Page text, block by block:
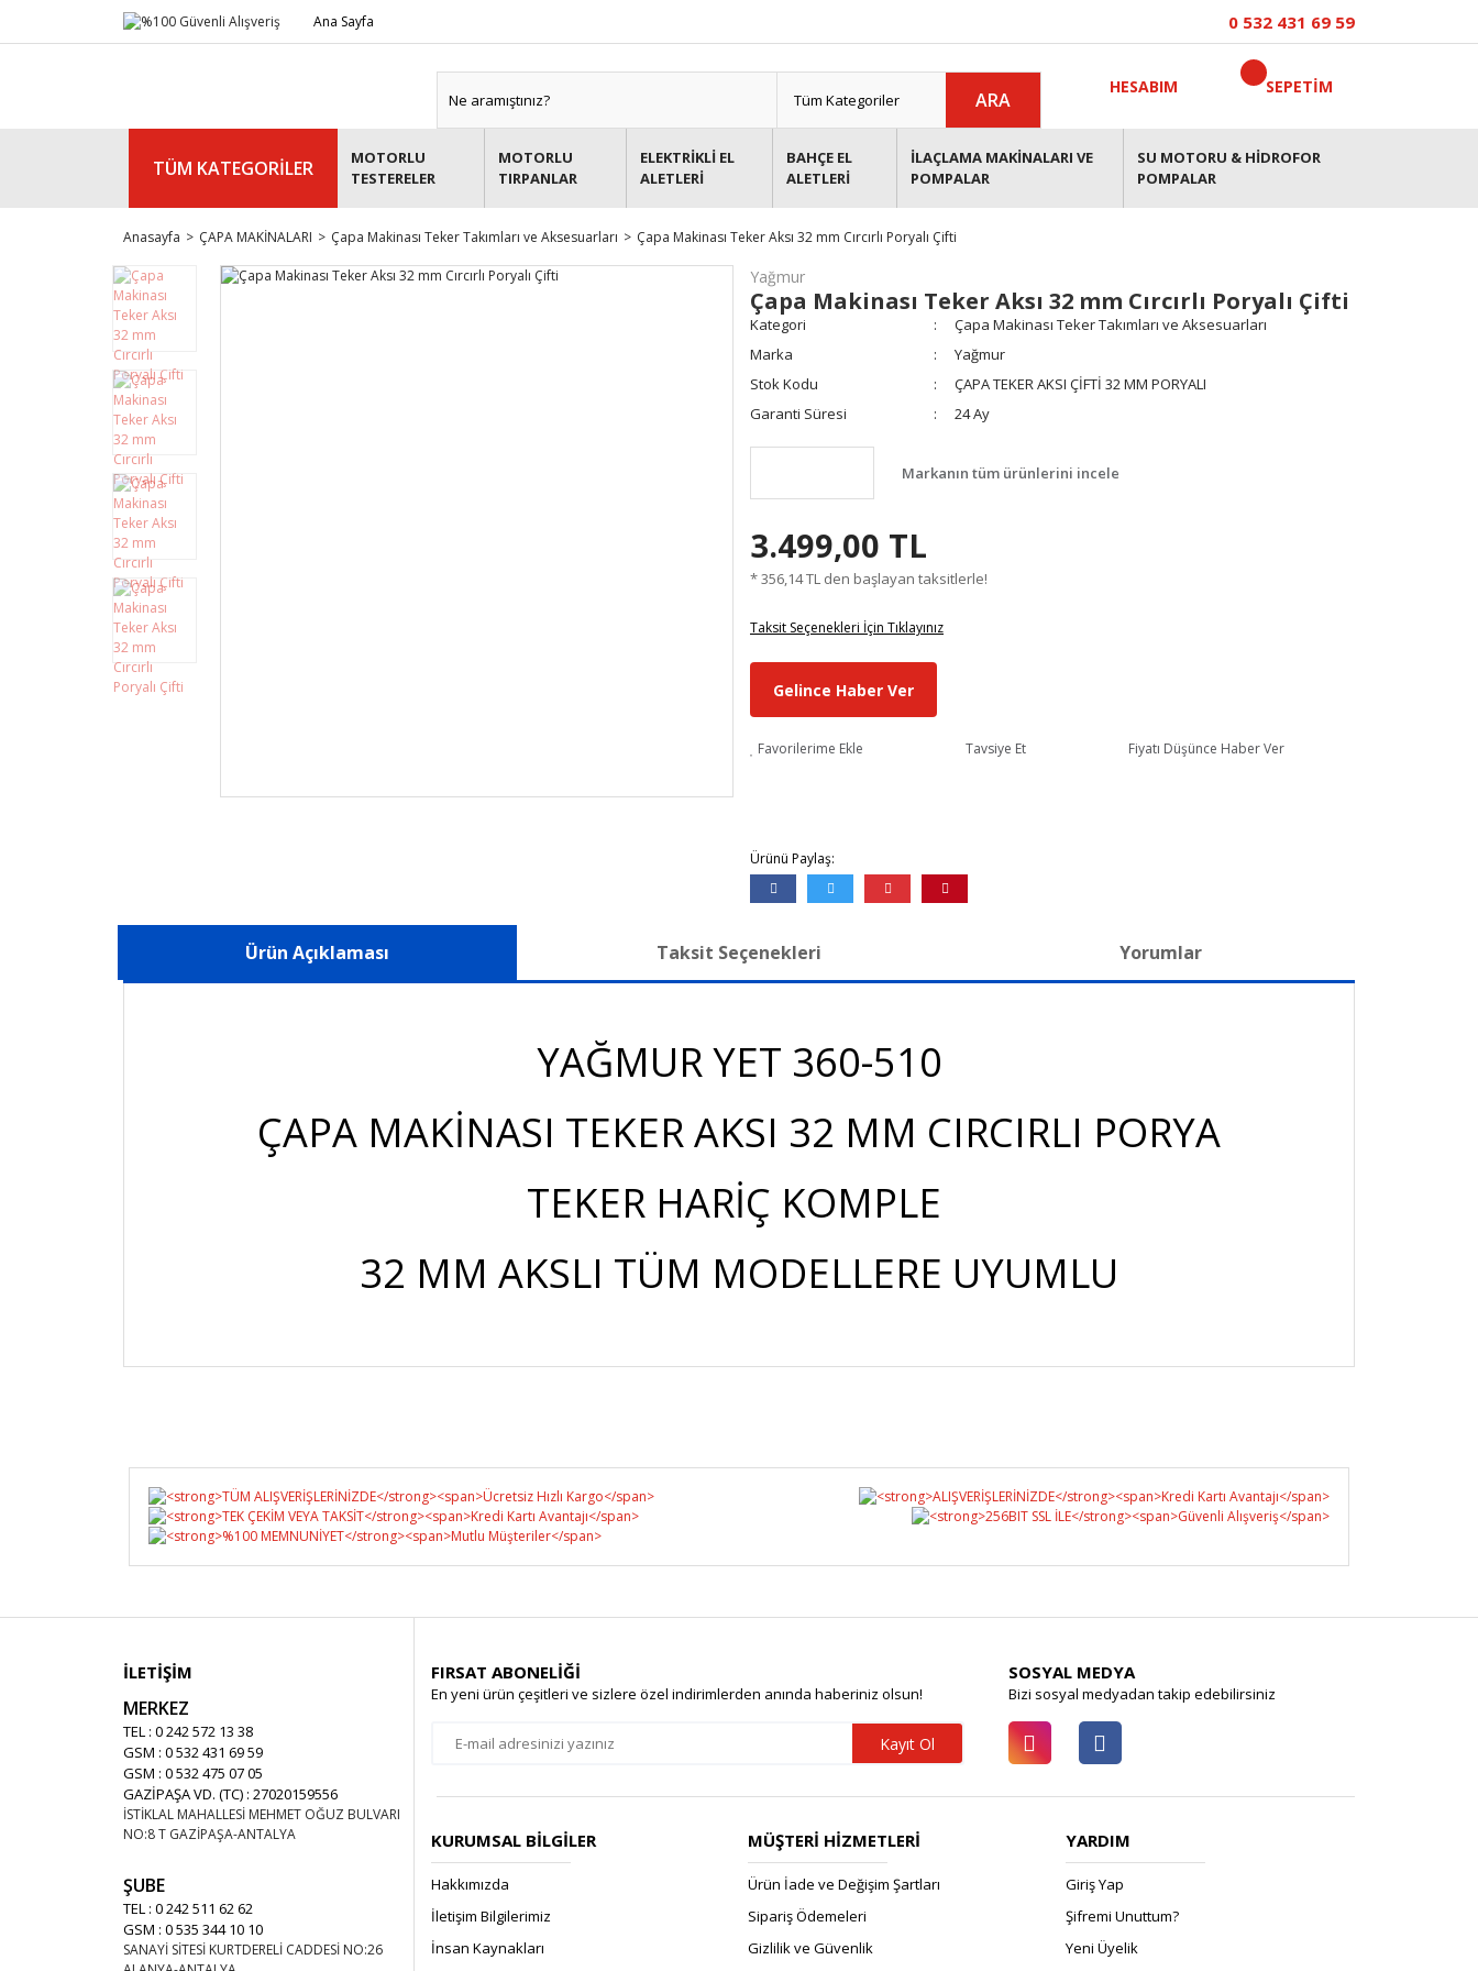
Ana Sayfa 0 532 431 69 59
ARA
HESABIM SEPETİM
TÜM KATEGORİLER
MOTORLU
TESTERELER
MOTORLU
TIRPANLAR
ELEKTRİKLİ EL
ALETLERİ
BAHÇE EL
ALETLERİ
İLAÇLAMA MAKİNALARI VE
POMPALAR
SU MOTORU & HİDROFOR
POMPALAR
Anasayfa ÇAPA MAKİNALARI Çapa Makinası Teker Takımları ve Aksesuarları Çapa Makinası Teker Aksı 32 mm Cırcırlı Poryalı Çifti
Yağmur
Çapa Makinası Teker Aksı 32 mm Cırcırlı Poryalı Çifti
Kategori
Çapa Makinası Teker Takımları ve Aksesuarları
Marka
Yağmur
Stok Kodu
ÇAPA TEKER AKSI ÇİFTİ 32 MM PORYALI
Garanti Süresi
24 Ay
Markanın tüm ürünlerini incele
3.499,00 TL
* 356,14 TL den başlayan taksitlerle!
Taksit Seçenekleri İçin Tıklayınız
Gelince Haber Ver
Favorilerime Ekle Tavsiye Et Fiyatı Düşünce Haber Ver
Ürünü Paylaş:
Ürün Açıklaması Taksit Seçenekleri Yorumlar
YAĞMUR YET 360-510
ÇAPA MAKİNASI TEKER AKSI 32 MM CIRCIRLI PORYA
TEKER HARİÇ KOMPLE
32 MM AKSLI TÜM MODELLERE UYUMLU
İLETİŞİM
MERKEZ
TEL : 0 242 572 13 38
GSM : 0 532 431 69 59
GSM : 0 532 475 07 05
GAZİPAŞA VD. (TC) : 27020159556
İSTİKLAL MAHALLESİ MEHMET OĞUZ BULVARI
NO:8 T GAZİPAŞA-ANTALYA
ŞUBE
TEL : 0 242 511 62 62
GSM : 0 535 344 10 10
SANAYİ SİTESİ KURTDERELİ CADDESİ NO:26
FIRSAT ABONELİĞİ
En yeni ürün çeşitleri ve sizlere özel indirimlerden anında haberiniz olsun!
Kayıt Ol
SOSYAL MEDYA
Bizi sosyal medyadan takip edebilirsiniz
KURUMSAL BİLGİLER
Hakkımızda
İletişim Bilgilerimiz
İnsan Kaynakları
MÜŞTERİ HİZMETLERİ
Ürün İade ve Değişim Şartları
Sipariş Ödemeleri
Gizlilik ve Güvenlik
YARDIM
Giriş Yap
Şifremi Unuttum?
Yeni Üyelik